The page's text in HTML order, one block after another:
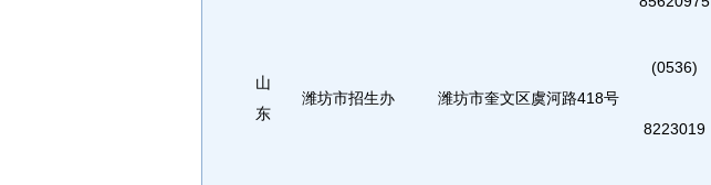
山
东
潍坊市招生办 潍坊市奎文区虞河路418号
(0536)
8223019